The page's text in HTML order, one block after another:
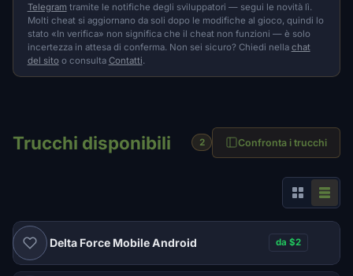
Telegram tramite le notifiche degli sviluppatori — segui le novità lì.
Molti cheat si aggiornano da soli dopo le modifiche al gioco, quindi lo
stato «In verifica» non significa che il cheat non funzioni — è solo
incertezza in attesa di conferma. Non sei sicuro? Chiedi nella chat
del sitoo consulta Contatti.
Trucchi disponibili 2 Confronta i trucchi
Zolo Delta Force Mobile Android da $2